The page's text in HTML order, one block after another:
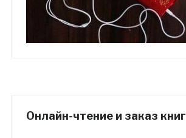
Онлайн-чтение и заказ книг